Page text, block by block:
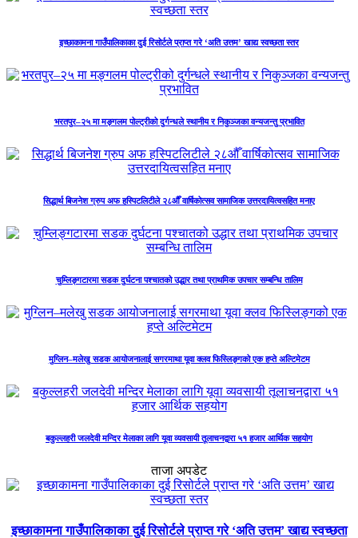
इच्छाकामना गाउँपालिकाका दुई रिसोर्टले प्राप्त गरे ‘अति उत्तम’ खाद्य स्वच्छता स्तर
भरतपुर–२५ मा मङ्गलम पोल्ट्रीको दुर्गन्धले स्थानीय र निकुञ्जका वन्यजन्तु प्रभावित
सिद्धार्थ बिजनेश ग्रुप अफ हस्पिटलिटीले २८औँ वार्षिकोत्सव सामाजिक उत्तरदायित्वसहित मनाए
चुम्लिङ्गटारमा सडक दुर्घटना पश्चातको उद्धार तथा प्राथमिक उपचार सम्बन्धि तालिम
मुग्लिन–मलेखु सडक आयोजनालाई सगरमाथा यूवा क्लव फिस्लिङ्गको एक हप्ते अल्टिमेटम
बकुल्लहरी जलदेवी मन्दिर मेलाका लागि यूवा व्यवसायी तूलाचनद्वारा ५१ हजार आर्थिक सहयोग
ताजा अपडेट
इच्छाकामना गाउँपालिकाका दुई रिसोर्टले प्राप्त गरे ‘अति उत्तम’ खाद्य स्वच्छता